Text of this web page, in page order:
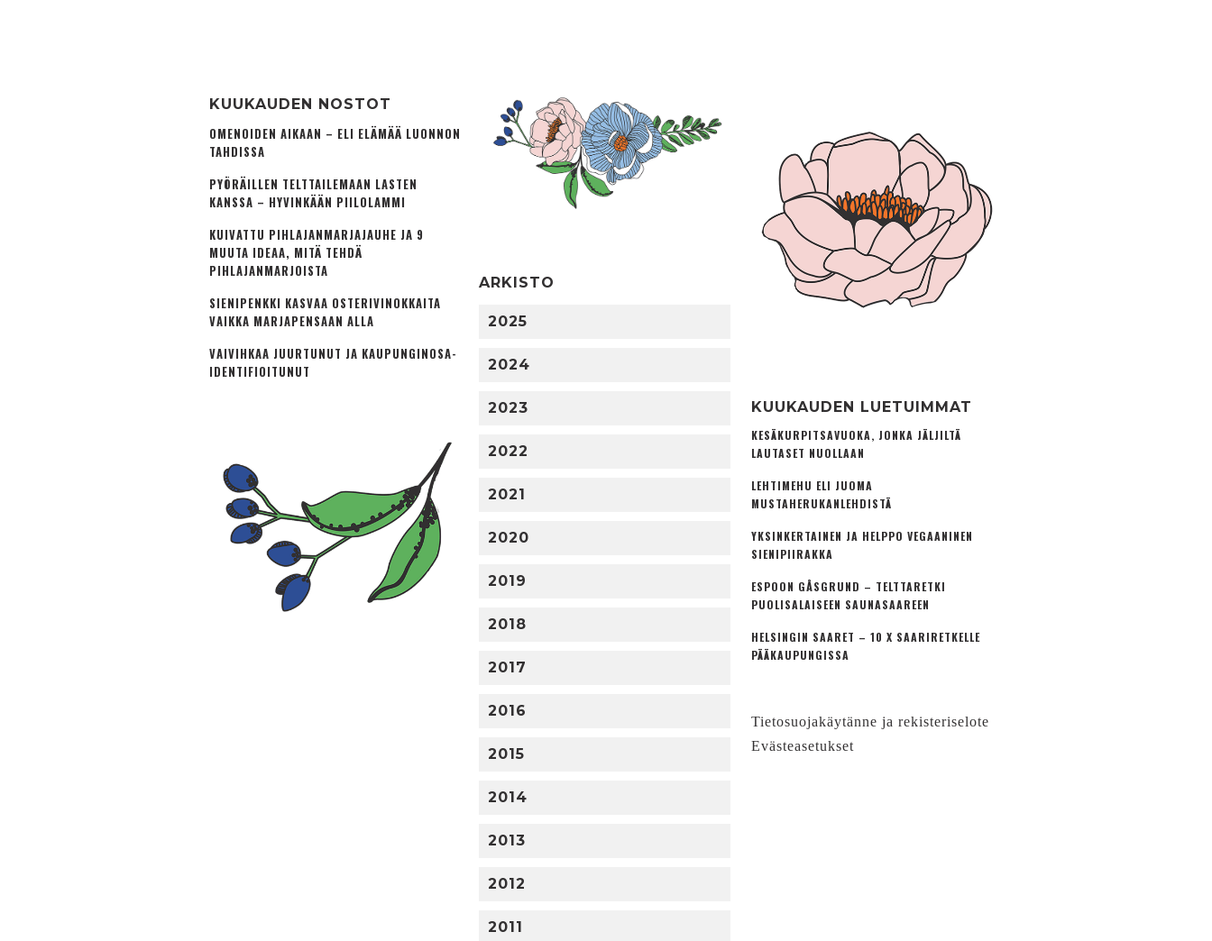
KUUKAUDEN NOSTOT
OMENOIDEN AIKAAN – ELI ELÄMÄÄ LUONNON
TAHDISSA
PYÖRÄILLEN TELTTAILEMAAN LASTEN
KANSSA – HYVINKÄÄN PIILOLAMMI
KUIVATTU PIHLAJANMARJAJAUHE JA 9
MUUTA IDEAA, MITÄ TEHDÄ
PIHLAJANMARJOISTA
SIENIPENKKI KASVAA OSTERIVINOKKAITA
VAIKKA MARJAPENSAAN ALLA
VAIVIHKAA JUURTUNUT JA KAUPUNGINOSA­
IDENTIFIOITUNUT
ARKISTO
2025
2024
2023
2022
2021
2020
2019
2018
2017
2016
2015
2014
2013
2012
2011
KUUKAUDEN LUETUIMMAT
KESÄKURPITSAVUOKA, JONKA JÄLJILTÄ
LAUTASET NUOLLAAN
LEHTIMEHU ELI JUOMA
MUSTAHERUKANLEHDISTÄ
YKSINKERTAINEN JA HELPPO VEGAANINEN
SIENIPIIRAKKA
ESPOON GÅSGRUND – TELTTARETKI
PUOLISALAISEEN SAUNASAAREEN
HELSINGIN SAARET – 10 X SAARIRETKELLE
PÄÄKAUPUNGISSA
Tietosuojakäytänne ja rekisteriselote
Evästeasetukset